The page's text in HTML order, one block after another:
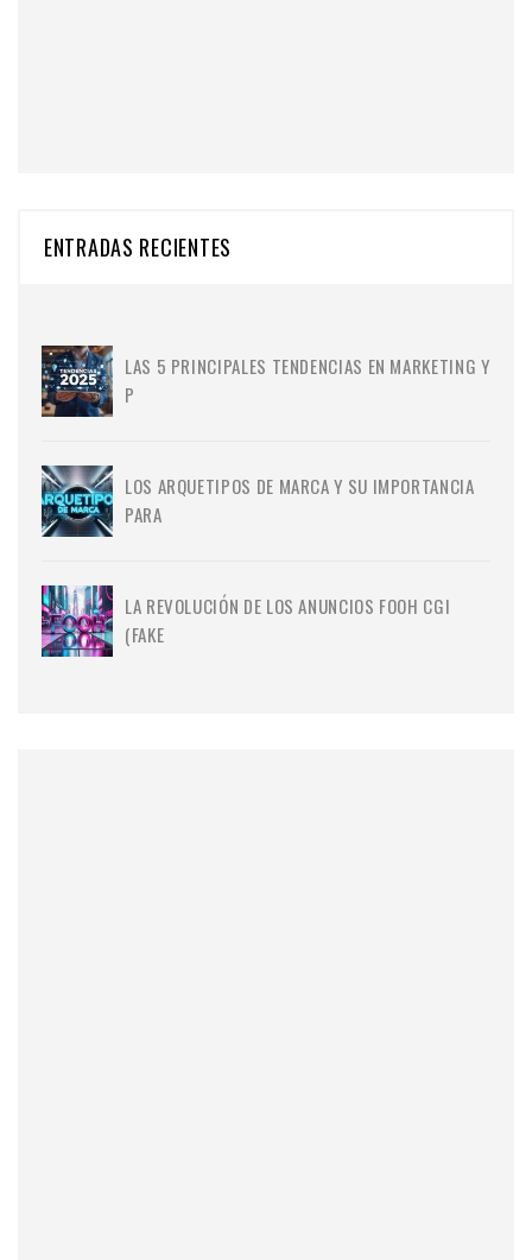
ENTRADAS RECIENTES
LAS 5 PRINCIPALES TENDENCIAS EN MARKETING Y
P
LOS ARQUETIPOS DE MARCA Y SU IMPORTANCIA
PARA
LA REVOLUCIÓN DE LOS ANUNCIOS FOOH CGI
(FAKE